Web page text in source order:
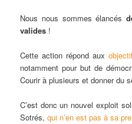
Nous nous sommes élancés
valides !
Cette action répond aux
notamment pour but de
Courir à plusieurs et donner du
C’est donc un nouvel exploit
Sotrés,qui n’en est pas à sa